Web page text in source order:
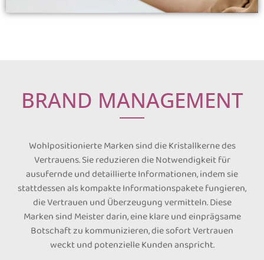
BRAND MANAGEMENT
Wohlpositionierte Marken sind die Kristallkerne des
Vertrauens. Sie reduzieren die Notwendigkeit für
ausufernde und detaillierte Informationen, indem sie
stattdessen als kompakte Informationspakete fungieren,
die Vertrauen und Überzeugung vermitteln. Diese
Marken sind Meister darin, eine klare und einprägsame
Botschaft zu kommunizieren, die sofort Vertrauen
weckt und potenzielle Kunden anspricht.